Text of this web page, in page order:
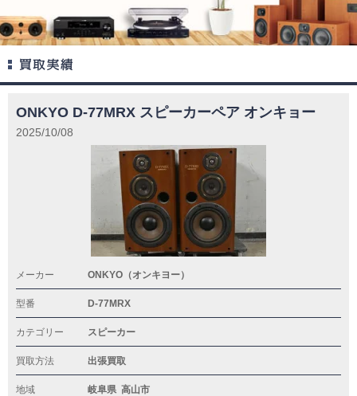
ONKYO D-77MRX スピーカーペア オンキョー
2025/10/08
メーカー ONKYO（オンキヨー）
型番 D-77MRX
カテゴリー スピーカー
買取方法 出張買取
地域 岐阜県 高山市